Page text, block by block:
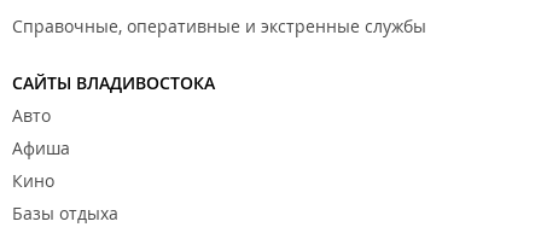
Справочные, оперативные и экстренные службы
САЙТЫ ВЛАДИВОСТОКА
Авто
Афиша
Кино
Базы отдыха